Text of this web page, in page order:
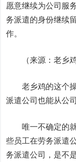
愿意继续为公司服
务派遣的身份继续
作。
（来源：老乡鸡
老乡鸡的这个操
派遣公司也能从公
唯一不确定的就
些员工在劳务派遣
务派遣公司，是不